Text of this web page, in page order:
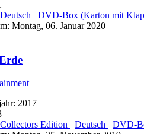
Deutsch DVD-Box (Karton mit
Montag, 06. Januar 2020
2017
Collectors Edition Deutsch DVD-